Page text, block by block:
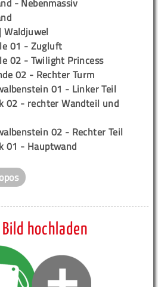
- Nebenmassiv
Waldjuwel
01 - Zugluft
02 - Twilight Princess
02 - Rechter Turm
01 - Linker Teil
02 - rechter Wandteil und
02 - Rechter Teil
01 - Hauptwand
hochladen